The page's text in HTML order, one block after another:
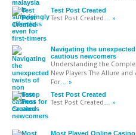
Test Post Created
Test Post Created … »
Navigating the
cautious newcomers
Understanding the
New Players The Allure
For … »
Test Post Created
Test Post Created … »
Most Played Online